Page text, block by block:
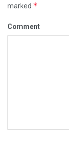
marked *
Comment